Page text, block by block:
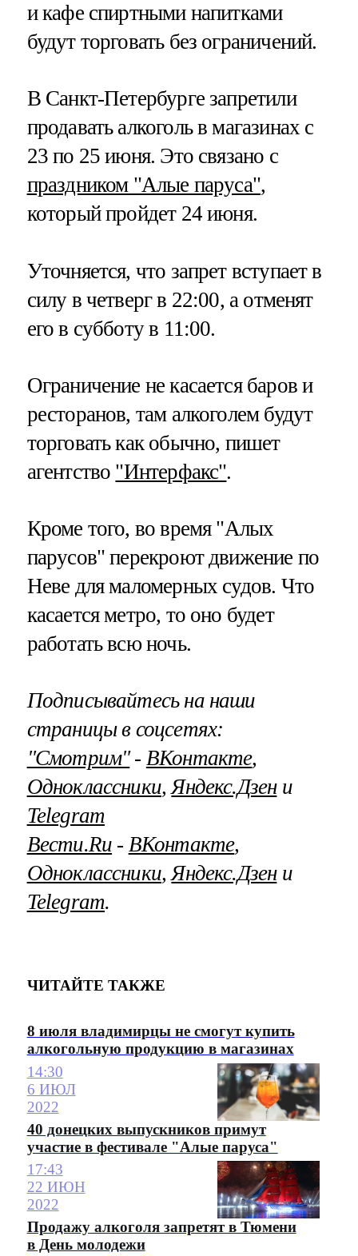
и кафе спиртными напитками
будут торговать без ограничений.
В Санкт-Петербурге запретили
продавать алкоголь в магазинах с
23 по 25 июня. Это связано с
праздником "Алые паруса",
который пройдет 24 июня.
Уточняется, что запрет вступает в
силу в четверг в 22:00, а отменят
его в субботу в 11:00.
Ограничение не касается баров и
ресторанов, там алкоголем будут
торговать как обычно, пишет
агентство "Интерфакс".
Кроме того, во время "Алых
парусов" перекроют движение по
Неве для маломерных судов. Что
касается метро, то оно будет
работать всю ночь.
Подписывайтесь на наши
страницы в соцсетях:
"Смотрим"‐ ВКонтакте,
Одноклассники,Яндекс.Дзени
Telegram
Вести.Ru ‐ ВКонтакте,
Одноклассники,Яндекс.Дзени
Telegram.
ЧИТАЙТЕ ТАКЖЕ
8 июля владимирцы не смогут купить
алкогольную продукцию в магазинах
14:30
6 ИЮЛ
2022
40 донецких выпускников примут
участие в фестивале "Алые паруса"
17:43
22 ИЮН
2022
Продажу алкоголя запретят в Тюмени
в День молодежи